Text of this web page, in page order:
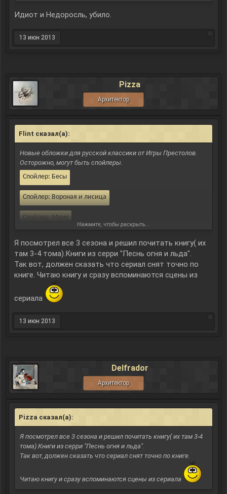
Белая гвардия
Спойлер: Недоросль
Спойлер: После бала. *очень серьёзный спойлер
Спойлер:Я пришел к тебе с приветом *очень серьёзный спойлер
Спойлер:Левша *очень серьёзный спойлер
Идиот и Недоросль, убило.
13 июн 2013
Pizza
Архитектор
Flint сказал(а):
Новые обложки для русской классики от Игры Престолов.
Осторожно, могут быть спойлеры.
Спойлер: Бесы
Спойлер:Вороная и лисица
Спойлер:Муму
Спойлер:Мать
Спойлер:Толстый и тонкий
Спойлер:Идиот
Спойлер: Недоросль
Спойлер:Я пришел к тебе с приветом *очень серьёзный спойлер
Спойлер: Левша *очень серьёзный спойлер
Нажмите, чтобы раскрыть...
Я посмотрел все 3 сезона и решил почитать книгу( их
там 3-4 тома).Книги из серри "Песнь огня и льда".
Так вот, должен сказать что сериал снят точно по
книге. Читаю книгу и сразу вспоминаются сцены из
сериала
13 июн 2013
Delfrador
Архитектор
Pizza сказал(а):
Я посмотрел все 3 сезона и решил почитать книгу( их там 3-4
тома).Книги из серри "Песнь огня и льда".
Так вот, должен сказать что сериал снят точно по книге.
Читаю книгу и сразу вспоминаются сцены из сериала